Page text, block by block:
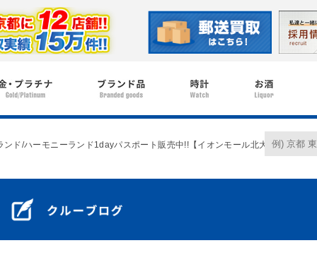
ンド/ハーモニーランド1dayパスポート販売中!!【イオンモール北大路店】